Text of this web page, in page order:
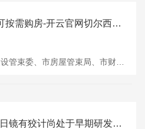
开yun体育网在五环外均可按需购房-开云官网切尔西赞助商(2025已更新(最新/官方/入口)
开云官网切尔西赞助商定日镜有狡计尚处于早期研发阶段-开云官网切尔西赞助商(2025已更新(最新/官方/入口)